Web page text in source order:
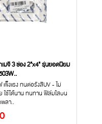
มจิ 3 ช่อง 2"x4" รุ่นยอดนิยม
แข็งแรง ทนต่อรังสีUV - ไม่
ใช้ได้นาน ทนทาน ฟิล์มใสบน
ลา..